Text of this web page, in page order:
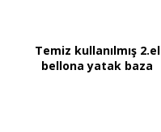
Temiz kullanılmış 2.el
bellona yatak baza